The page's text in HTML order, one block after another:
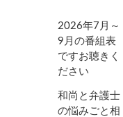
2026年7月～
9月の番組表
ですお聴きく
ださい
和尚と弁護士
の悩みごと相